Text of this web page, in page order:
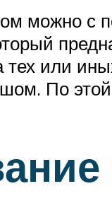
можно
или
По этой